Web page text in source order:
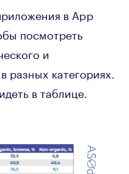
в App
посмотреть
и
разных категориях.
в таблице.